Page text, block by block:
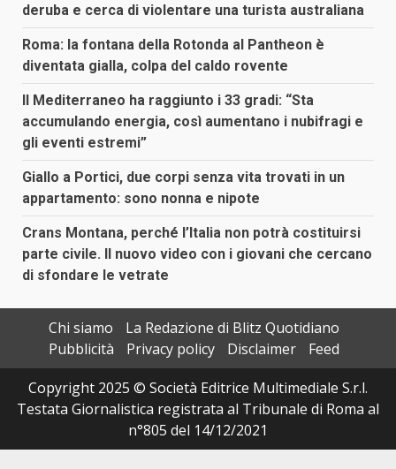
deruba e cerca di violentare una turista australiana
Roma: la fontana della Rotonda al Pantheon è
diventata gialla, colpa del caldo rovente
Il Mediterraneo ha raggiunto i 33 gradi: “Sta
accumulando energia, così aumentano i nubifragi e
gli eventi estremi”
Giallo a Portici, due corpi senza vita trovati in un
appartamento: sono nonna e nipote
Crans Montana, perché l’Italia non potrà costituirsi
parte civile. Il nuovo video con i giovani che cercano
di sfondare le vetrate
Chi siamo
La Redazione di Blitz Quotidiano
Pubblicità
Privacy policy Disclaimer
Feed
Copyright 2025 © Società Editrice Multimediale S.r.l.
Testata Giornalistica registrata al Tribunale di Roma al
n°805 del 14/12/2021